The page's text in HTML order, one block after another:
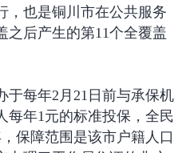
，也是铜川市在公共服务
之后产生的第11个全覆盖
每年2月21日前与承保机
每年1元的标准投保，全民
保障范围是该市户籍人口